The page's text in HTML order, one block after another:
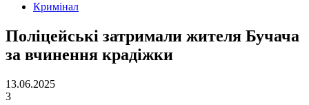
Кримінал
Поліцейські затримали жителя Бучача
за вчинення крадіжки
13.06.2025
3